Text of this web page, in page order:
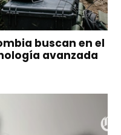
buscan en el
avanzada